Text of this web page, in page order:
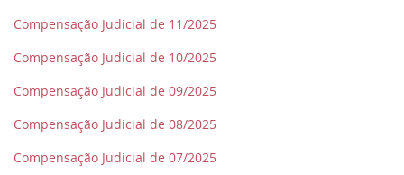
Compensação Judicial de 11/2025
Compensação Judicial de 10/2025
Compensação Judicial de 09/2025
Compensação Judicial de 08/2025
Compensação Judicial de 07/2025